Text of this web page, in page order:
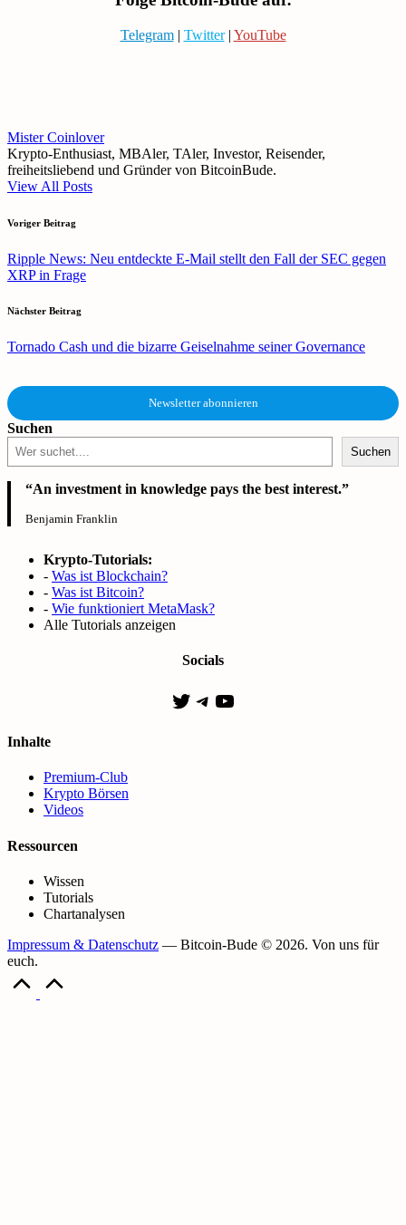
Telegram| Twitter| YouTube
Mister Coinlover
Krypto-Enthusiast, MBAler, TAler, Investor, Reisender,
freiheitsliebend und Gründer von BitcoinBude.
View All Posts
Post
navigation
Voriger Beitrag
Ripple News: Neu entdeckte E-Mail stellt den Fall der SEC gegen
XRP in Frage
Nächster Beitrag
Tornado Cash und die bizarre Geiselnahme seiner Governance
Newsletter abonnieren
Suchen
Suchen
“An investment in knowledge pays the best interest.”
Benjamin Franklin
Krypto-Tutorials:
- Was ist Blockchain?
- Was ist Bitcoin?
- Wie funktioniert MetaMask?
Alle Tutorials anzeigen
Socials
Twitter
Telegram
YouTube
Inhalte
Premium-Club
Krypto Börsen
Videos
Ressourcen
Wissen
Tutorials
Chartanalysen
Impressum & Datenschutz — Bitcoin-Bude © 2026. Von uns für
euch.